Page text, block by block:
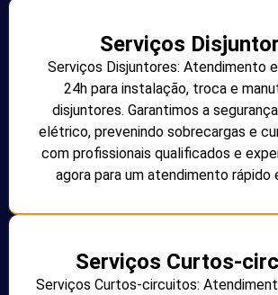
Serviços
Serviços Disjuntores: Atendimento
24h para instalação, troca e
disjuntores. Garantimos a
elétrico, prevenindo sobrecargas e
com profissionais qualificados e
agora para um atendimento
Serviços Curtos-
Serviços Curtos-circuitos: